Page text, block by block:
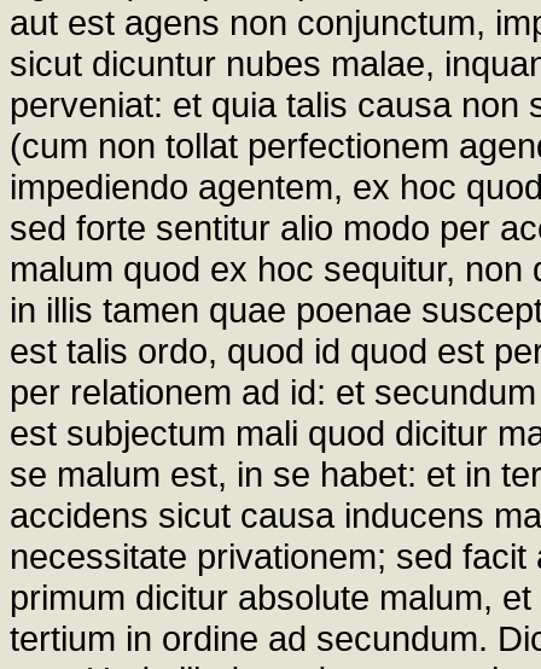
aut est agens non conjunctum,
sicut dicuntur nubes malae,
perveniat: et quia talis causa
(cum non tollat perfectionem
impediendo agentem, ex hoc
sed forte sentitur alio modo per
malum quod ex hoc sequitur,
in illis tamen quae poenae
est talis ordo, quod id quod est
per relationem ad id: et
est subjectum mali quod dicitur
se malum est, in se habet: et in
accidens sicut causa inducens
necessitate privationem; sed
primum dicitur absolute malum,
tertium in ordine ad secundum.